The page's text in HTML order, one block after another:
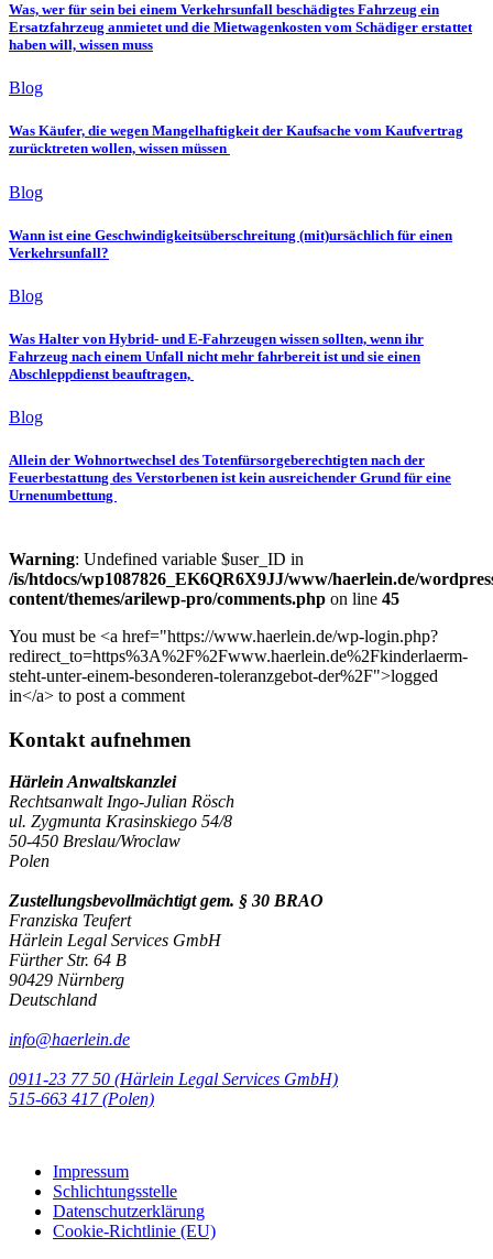
Was, wer für sein bei einem Verkehrsunfall beschädigtes Fahrzeug ein
Ersatzfahrzeug anmietet und die Mietwagenkosten vom Schädiger erstattet
haben will, wissen muss
Blog
Was Käufer, die wegen Mangelhaftigkeit der Kaufsache vom Kaufvertrag
zurücktreten wollen, wissen müssen
Blog
Wann ist eine Geschwindigkeitsüberschreitung (mit)ursächlich für einen
Verkehrsunfall?
Blog
Was Halter von Hybrid- und E-Fahrzeugen wissen sollten, wenn ihr
Fahrzeug nach einem Unfall nicht mehr fahrbereit ist und sie einen
Abschleppdienst beauftragen,
Blog
Allein der Wohnortwechsel des Totenfürsorgeberechtigten nach der
Feuerbestattung des Verstorbenen ist kein ausreichender Grund für eine
Urnenumbettung
Warning: Undefined variable $user_ID in
/is/htdocs/wp1087826_EK6QR6X9JJ/www/haerlein.de/
content/themes/arilewp-pro/comments.php on line 45
You must be <a href="https://www.haerlein.de/wp-login.php?
redirect_to=https%3A%2F%2Fwww.haerlein.de%2Fkinderlaerm-
steht-unter-einem-besonderen-toleranzgebot-der%2F">logged
in</a> to post a comment
Kontakt aufnehmen
Härlein Anwaltskanzlei
Rechtsanwalt Ingo-Julian Rösch
ul. Zygmunta Krasinskiego 54/8
50-450 Breslau/Wroclaw
Polen
Zustellungsbevollmächtigt gem. § 30 BRAO
Franziska Teufert
Härlein Legal Services GmbH
Fürther Str. 64 B
90429 Nürnberg
Deutschland
info@haerlein.de
0911-23 77 50 (Härlein Legal Services GmbH)
‭515-663 417 (Polen)‬‬‬
Impressum
Schlichtungsstelle
Datenschutzerklärung
Cookie-Richtlinie (EU)